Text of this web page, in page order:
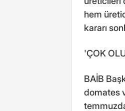
hem
kararı
'ÇOK
BAİB
domates